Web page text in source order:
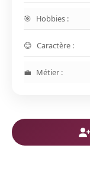
Hobbies :
Caractère :
Métier :